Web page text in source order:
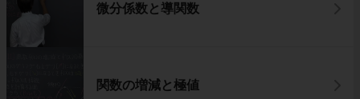
微分係数と導関数
関数の増減と極値